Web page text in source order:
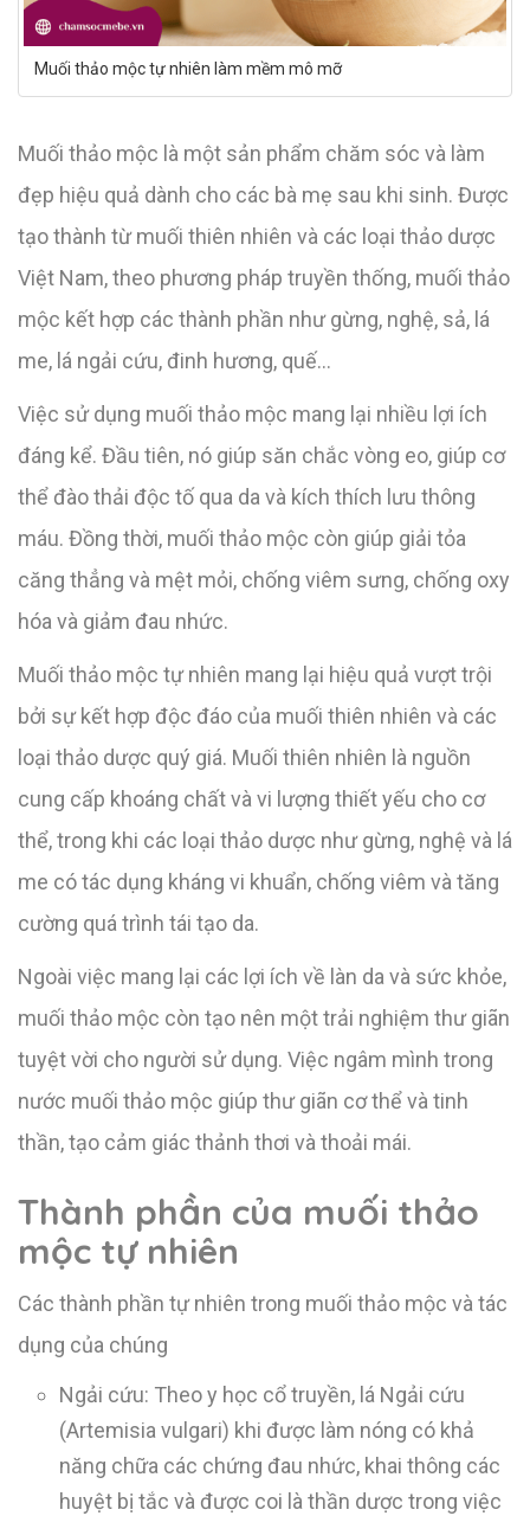
Muối thảo mộc tự nhiên làm mềm mô mỡ
Muối thảo mộc là một sản phẩm chăm sóc và làm
đẹp hiệu quả dành cho các bà mẹ sau khi sinh. Được
tạo thành từ muối thiên nhiên và các loại thảo dược
Việt Nam, theo phương pháp truyền thống, muối thảo
mộc kết hợp các thành phần như gừng, nghệ, sả, lá
me, lá ngải cứu, đinh hương, quế…
Việc sử dụng muối thảo mộc mang lại nhiều lợi ích
đáng kể. Đầu tiên, nó giúp săn chắc vòng eo, giúp cơ
thể đào thải độc tố qua da và kích thích lưu thông
máu. Đồng thời, muối thảo mộc còn giúp giải tỏa
căng thẳng và mệt mỏi, chống viêm sưng, chống oxy
hóa và giảm đau nhức.
Muối thảo mộc tự nhiên mang lại hiệu quả vượt trội
bởi sự kết hợp độc đáo của muối thiên nhiên và các
loại thảo dược quý giá. Muối thiên nhiên là nguồn
cung cấp khoáng chất và vi lượng thiết yếu cho cơ
thể, trong khi các loại thảo dược như gừng, nghệ và lá
me có tác dụng kháng vi khuẩn, chống viêm và tăng
cường quá trình tái tạo da.
Ngoài việc mang lại các lợi ích về làn da và sức khỏe,
muối thảo mộc còn tạo nên một trải nghiệm thư giãn
tuyệt vời cho người sử dụng. Việc ngâm mình trong
nước muối thảo mộc giúp thư giãn cơ thể và tinh
thần, tạo cảm giác thảnh thơi và thoải mái.
Thành phần của muối thảo
mộc tự nhiên
Các thành phần tự nhiên trong muối thảo mộc và tác
dụng của chúng
Ngải cứu: Theo y học cổ truyền, lá Ngải cứu
(Artemisia vulgari) khi được làm nóng có khả
năng chữa các chứng đau nhức, khai thông các
huyệt bị tắc và được coi là thần dược trong việc